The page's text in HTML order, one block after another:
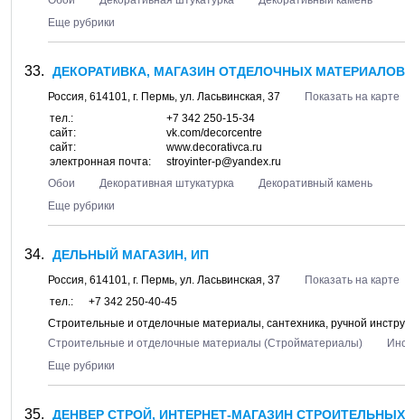
Еще рубрики
ДЕКОРАТИВКА, МАГАЗИН ОТДЕЛОЧНЫХ
Россия, 614101, г. Пермь, ул. Ласьвинская, 37
Показать на карте
тел.:
+7 342 250-15-34
сайт:
vk.com/decorcentre
сайт:
www.decorativca.ru
электронная почта:
stroyinter-p@yandex.ru
Обои
Декоративная штукатурка
Декоративный камень
Еще рубрики
ДЕЛЬНЫЙ МАГАЗИН, ИП
Россия, 614101, г. Пермь, ул. Ласьвинская, 37
Показать на карте
тел.:
+7 342 250-40-45
Строительные и отделочные материалы, сантехника, ручной
Строительные и отделочные материалы (Стройматериалы)
Еще рубрики
ДЕНВЕР СТРОЙ, ИНТЕРНЕТ-МАГАЗИН